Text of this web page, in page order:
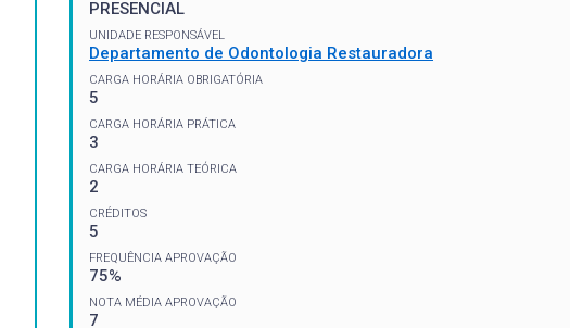
PRESENCIAL
UNIDADE RESPONSÁVEL
Departamento de Odontologia Restauradora
CARGA HORÁRIA OBRIGATÓRIA
5
CARGA HORÁRIA PRÁTICA
3
CARGA HORÁRIA TEÓRICA
2
CRÉDITOS
5
FREQUÊNCIA APROVAÇÃO
75%
NOTA MÉDIA APROVAÇÃO
7